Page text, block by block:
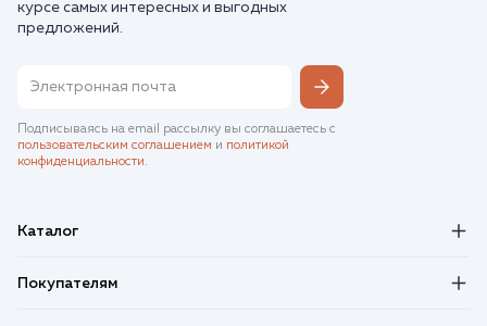
курсе самых интересных и выгодных
предложений.
Подписываясь на email рассылку вы соглашаетесь с
пользовательским соглашением и политикой
конфиденциальности.
Каталог
Покупателям